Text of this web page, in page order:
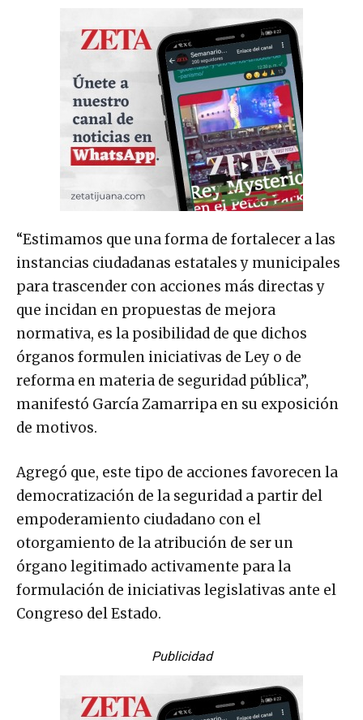
“Estimamos que una forma de fortalecer a las
instancias ciudadanas estatales y municipales
para trascender con acciones más directas y
que incidan en propuestas de mejora
normativa, es la posibilidad de que dichos
órganos formulen iniciativas de Ley o de
reforma en materia de seguridad pública”,
manifestó García Zamarripa en su exposición
de motivos.
Agregó que, este tipo de acciones favorecen la
democratización de la seguridad a partir del
empoderamiento ciudadano con el
otorgamiento de la atribución de ser un
órgano legitimado activamente para la
formulación de iniciativas legislativas ante el
Congreso del Estado.
Publicidad